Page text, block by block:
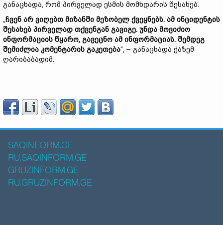
განაცხადა, რომ პირველად ესმის მომხდარის შესახებ.
„ჩვენ არ ვიღებთ მიზანში მეზობელ ქვეყნებს. ამ ინციდენტის
შესახებ პირველად თქვენგან გავიგე. უნდა მოვიძიო
ინფორმაციის წყარო, გავეცნო ამ ინფორმაციას. შემდეგ
შემიძლია კომენტარის გაკეთება“, – განაცხადა ქაზემ
ღარიბაბადიმ.
SAQINFORM.GE
RU.SAQINFORM.GE
GRUZINFORM.GE
RU.GRUZINFORM.GE